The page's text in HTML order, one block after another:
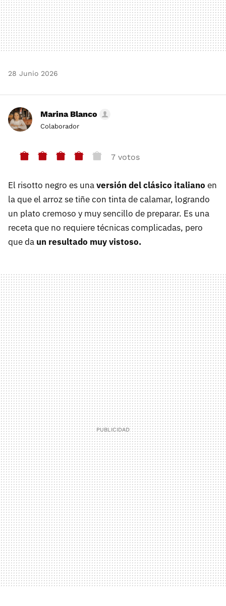
28 Junio 2026
Marina Blanco
Colaborador
7 votos
El risotto negro es unaversión del clásico italiano en
la que el arroz se tiñe con tinta de calamar, logrando
un plato cremoso y muy sencillo de preparar. Es una
receta que no requiere técnicas complicadas, pero
que da un resultado muy vistoso.